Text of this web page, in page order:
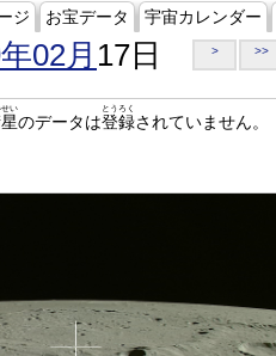
ジ お宝データ 宇宙カレンダー
02月 17日 > >>
せい
のデータは登録
とうろく
されていません。